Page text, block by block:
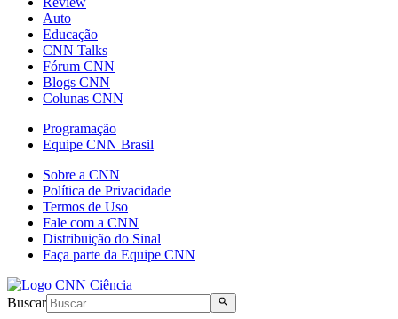
Auto
Educação
CNN Talks
Fórum CNN
Blogs CNN
Colunas CNN
Programação
Equipe CNN Brasil
Sobre a CNN
Política de Privacidade
Termos de Uso
Fale com a CNN
Distribuição do Sinal
Faça parte da Equipe CNN
Buscar